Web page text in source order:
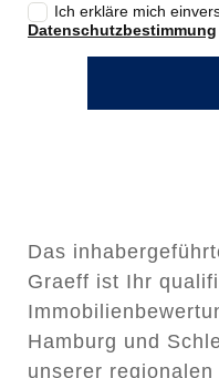
Ich erkläre mich
Datenschutzbestimmung
Das
Graeff ist Ihr
Hamburg und
unserer